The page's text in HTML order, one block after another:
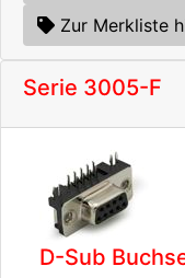
Zur Merkliste
Serie 3005-F
D-Sub